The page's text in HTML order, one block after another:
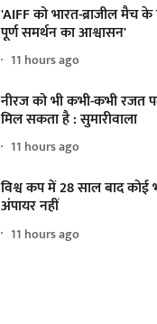
'AIFF को भारत-ब्राजील मैच
पूर्ण समर्थन का आश्वासन'
11 hours ago
नीरज को भी कभी-कभी रजत
मिल सकता है : सुमारीवाला
11 hours ago
विश्व कप में 28 साल बाद कोई
अंपायर नहीं
11 hours ago